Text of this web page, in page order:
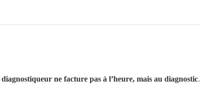
ne facture pas à l’heure, mais au diagnostic.